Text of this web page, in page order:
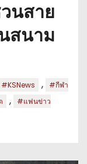
นสาย
สนาม
#KSNews ,
#กีฬา
,
#แฟนข่าว